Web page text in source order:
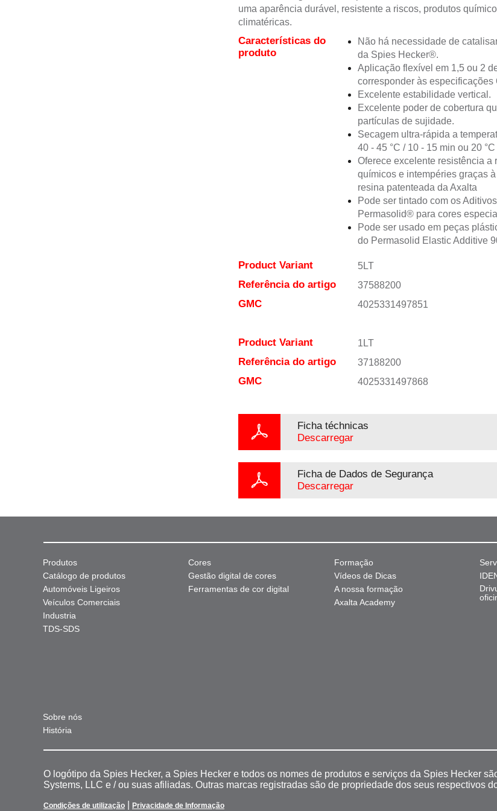
uma aparência durável, resistente a riscos, produtos
climatéricas.
Características do
produto
Não há necessidade de
da Spies Hecker®.
Aplicação flexível em 1,5 ou 2
corresponder às especificações
Excelente estabilidade vertical.
Excelente poder de cobertura
partículas de sujidade.
Secagem ultra-rápida a
40 - 45 °C / 10 - 15 min ou 20
Oferece excelente resistência a
químicos e intempéries graças
resina patenteada da Axalta
Pode ser tintado com os
Permasolid® para cores
Pode ser usado em peças
do Permasolid Elastic Additive
Product Variant 5LT
Referência do artigo 37588200
GMC 4025331497851
Product Variant 1LT
Referência do artigo 37188200
GMC 4025331497868
Ficha téchnicas
Descarregar
Ficha de Dados de Segurança
Descarregar
Produtos
Catálogo de produtos
Automóveis Ligeiros
Veículos Comerciais
Industria
TDS-SDS
Cores
Gestão digital de cores
Ferramentas de cor digital
Formação
Vídeos de Dicas
A nossa formação
Axalta Academy
Sobre nós
História
O logótipo da Spies Hecker, a Spies Hecker e todos os nomes de produtos e serviços da Spies Hecker
Systems, LLC e / ou suas afiliadas. Outras marcas registradas são de propriedade dos seus respectivos
Condições de utilização Privacidade de Informação